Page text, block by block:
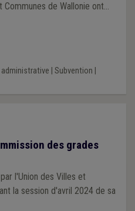
Communes de Wallonie ont
demandée, afin de
conséquente qui
Subvention
des grades
l'Union des Villes et
la session d'avril 2024 de sa